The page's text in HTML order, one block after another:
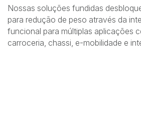
Nossas soluções fundidas
para redução de peso através da
funcional para múltiplas aplicações
carroceria, chassi, e-mobilidade e